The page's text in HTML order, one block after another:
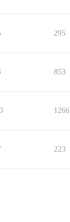
295
853
1266
223